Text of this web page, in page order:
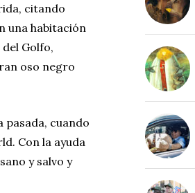
citando
una habitación
Golfo,
oso negro
pasada, cuando
Con la ayuda
y salvo y